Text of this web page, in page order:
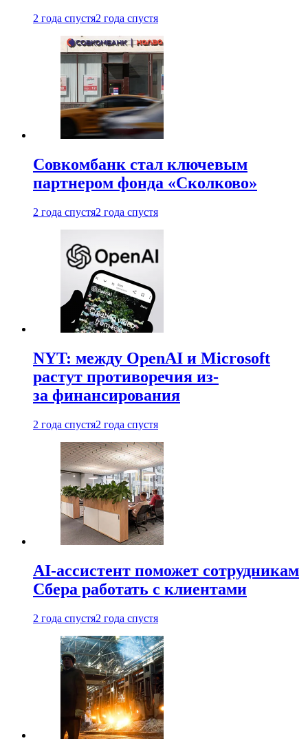
2 года спустя2 года спустя
Совкомбанк стал ключевым
партнером фонда «Сколково»
2 года спустя2 года спустя
NYT: между OpenAI и Microsoft
растут противоречия из-
за финансирования
2 года спустя2 года спустя
AI-ассистент поможет сотрудникам
Сбера работать с клиентами
2 года спустя2 года спустя